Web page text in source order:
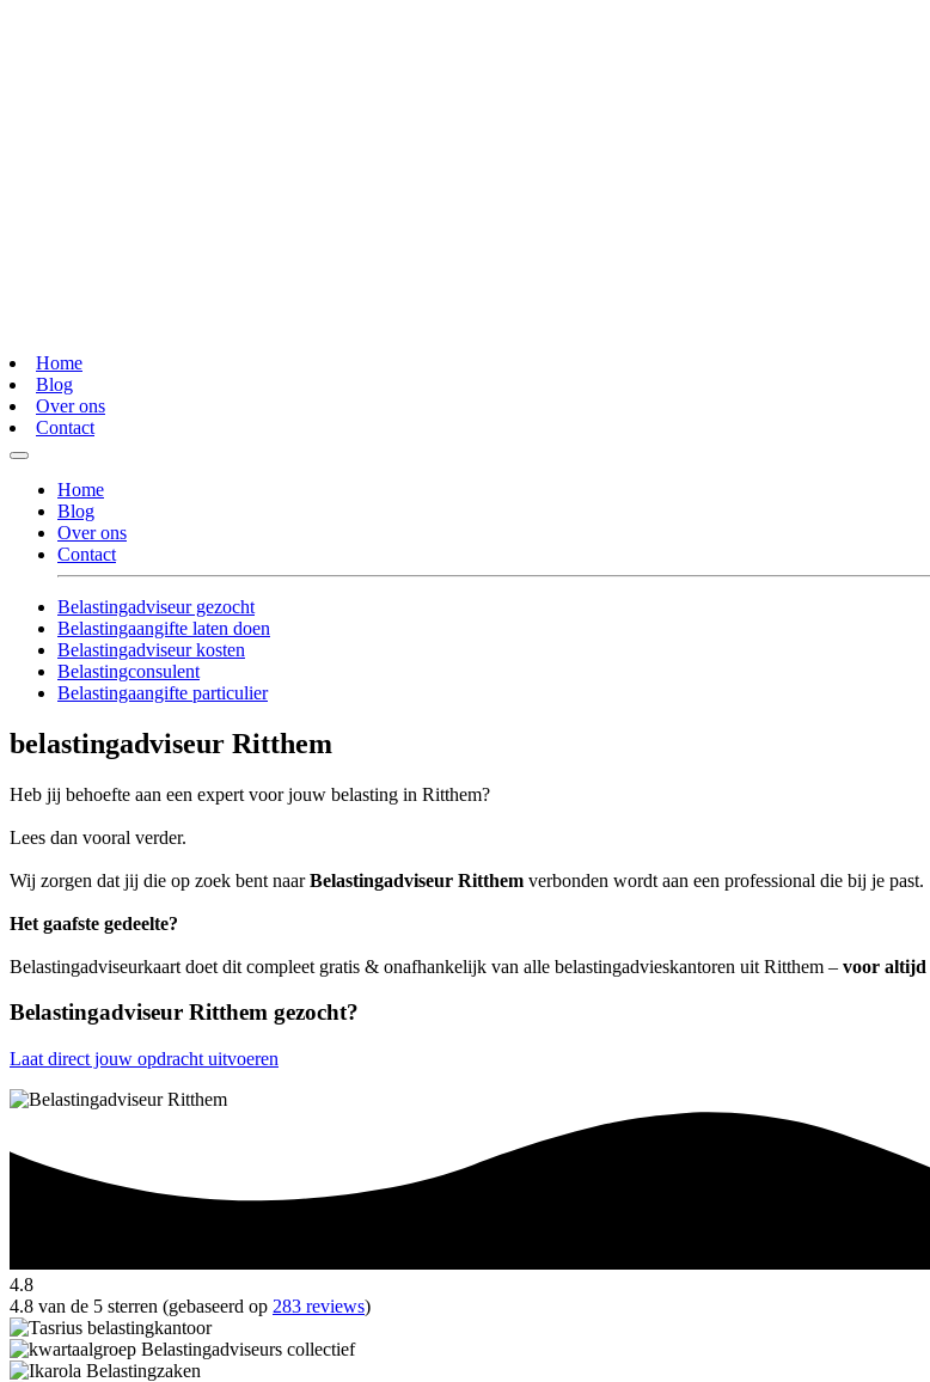
Home
Blog
Over ons
Contact
Home
Blog
Over ons
Contact
Belastingadviseur gezocht
Belastingaangifte laten doen
Belastingadviseur kosten
Belastingconsulent
Belastingaangifte particulier
belastingadviseur Ritthem
Heb jij behoefte aan een expert voor jouw belasting in Ritthem?
Lees dan vooral verder.
Wij zorgen dat jij die op zoek bent naarBelastingadviseur Ritthem verbonden wordt aan een professional die bij je past.
Het gaafste gedeelte?
Belastingadviseurkaart doet dit compleet gratis & onafhankelijk van alle belastingadvieskantoren uit Ritthem – voor altijd
Belastingadviseur Ritthem gezocht?
Laat direct jouw opdracht uitvoeren
4.8
4.8 van de 5 sterren (gebaseerd op 283 reviews)